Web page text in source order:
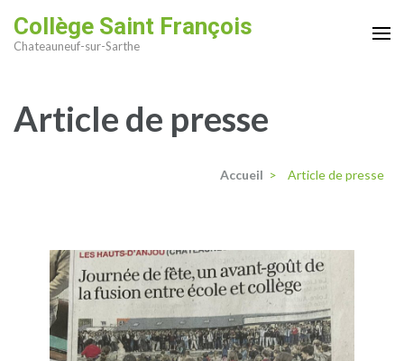
au
Entrée)
Collège Saint François
Chateauneuf-sur-Sarthe
Article de presse
Accueil > Article de presse